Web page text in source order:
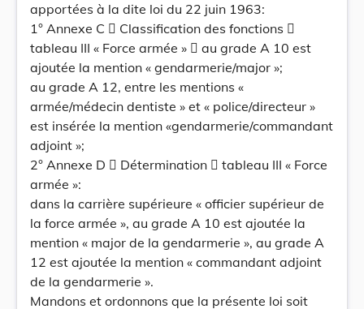
apportées à la dite loi du 22 juin 1963:
1° Annexe C  Classification des fonctions 
tableau III « Force armée »  au grade A 10 est
ajoutée la mention « gendarmerie/major »;
au grade A 12, entre les mentions «
armée/médecin dentiste » et « police/directeur »
est insérée la mention «gendarmerie/commandant
adjoint »;
2° Annexe D  Détermination  tableau III « Force
armée »:
dans la carrière supérieure « officier supérieur de
la force armée », au grade A 10 est ajoutée la
mention « major de la gendarmerie », au grade A
12 est ajoutée la mention « commandant adjoint
de la gendarmerie ».
Mandons et ordonnons que la présente loi soit